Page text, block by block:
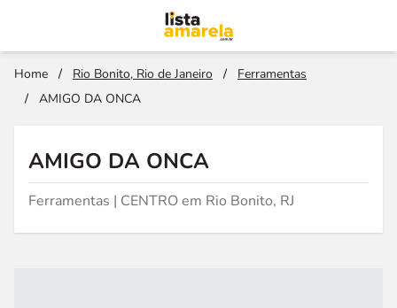
Home / Rio Bonito, Rio de Janeiro /
Ferramentas
/
AMIGO DA ONCA
AMIGO DA ONCA
Ferramentas | CENTRO em Rio Bonito, RJ